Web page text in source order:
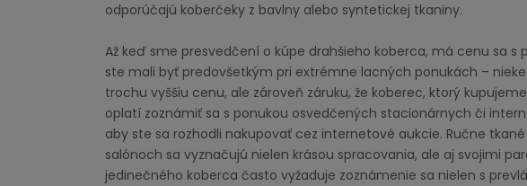
odporúčajú koberčeky z bavlny alebo syntetickej tkaniny.
Až keď sme presvedčení o kúpe drahšieho koberca, má cenu sa
ste mali byť predovšetkým pri extrémne lacných ponukách –
trochu vyššiu cenu, ale zároveň záruku, že koberec, ktorý
oplatí zoznámiť sa s ponukou osvedčených stacionárnych či
aby ste sa rozhodli nakupovať cez internetové aukcie. Ručne
salónoch sa vyznačujú nielen krásou spracovania, ale aj svojimi
jedinečného koberca často vyžaduje zoznámenie sa nielen s